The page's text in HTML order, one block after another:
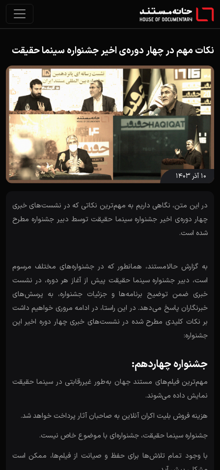
نکات مهم در چهار دوره‌ی اخیر جشنواره سینما حقیقت
۱۰ آذر ۱۴۰۳
در این متن، نگاهی داریم به مهم‌ترین نکاتی که در نشست‌های خبری
چهار دوره‌ی اخیر جشنواره سینما حقیقت توسط دبیر جشنواره مطرح
شده است.
به گزارش حالامستند، همانطور که در جشنواره‌های مختلف مرسوم
است، دبیر جشنواره سینما حقیقت پیش از آغاز هر دوره، در نشست
خبری ضمن توضیح برنامه‌ها و جزئیات جشنواره، به پرسش‌های
خبرنگاران پاسخ می‌دهد. در این راستا، در ادامه مروری خواهیم داشت
بر نکات کلیدی مطرح شده در نشست‌های خبری چهار دوره اخیر این
جشنواره:
جشنواره چهاردهم:
مهم‌ترین فیلم‌های مستند جهان به‌طور غیررقابتی در سینما حقیقت
نمایش داده می‌شوند.
هزینه فروش بلیت اکران آنلاین به صاحبان آثار پرداخت خواهد شد.
جشنواره سینما حقیقت، جشنواره‌ای با موضوع خاص نیست.
با وجود تمام تلاش‌ها برای حفظ و صیانت از فیلم‌ها، ممکن است